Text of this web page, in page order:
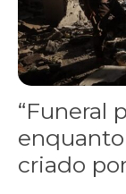
“Funeral
criado